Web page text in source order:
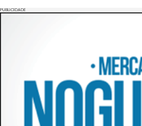
PUBLICIDADE